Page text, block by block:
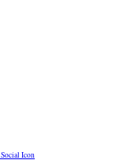
Social Icon